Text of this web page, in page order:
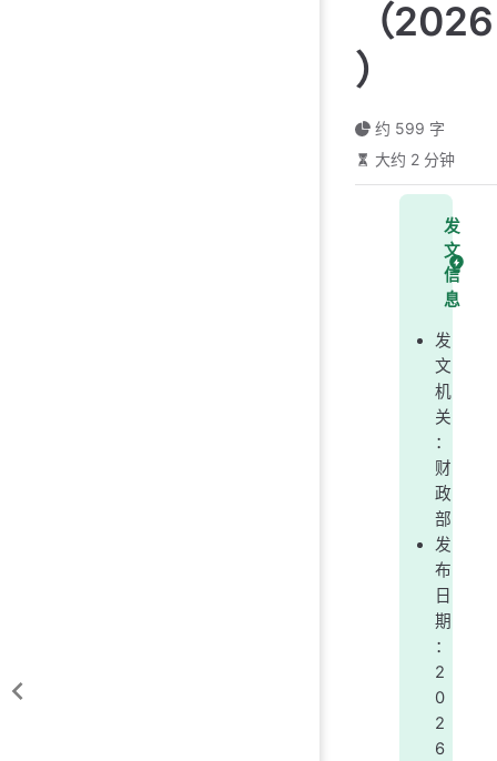
（2026
）
约 599 字
大约 2 分钟
发
文
信
息
发
文
机
关
：
财
政
部
发
布
日
期
：
2
0
2
6